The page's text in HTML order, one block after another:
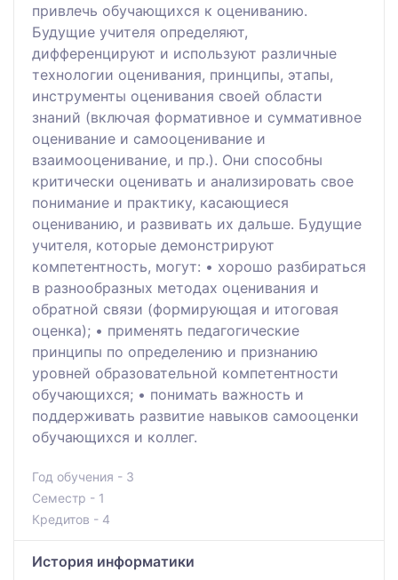
привлечь обучающихся к оцениванию.
Будущие учителя определяют,
дифференцируют и используют различные
технологии оценивания, принципы, этапы,
инструменты оценивания своей области
знаний (включая формативное и суммативное
оценивание и самооценивание и
взаимооценивание, и пр.). Они способны
критически оценивать и анализировать свое
понимание и практику, касающиеся
оцениванию, и развивать их дальше. Будущие
учителя, которые демонстрируют
компетентность, могут: • хорошо разбираться
в разнообразных методах оценивания и
обратной связи (формирующая и итоговая
оценка); • применять педагогические
принципы по определению и признанию
уровней образовательной компетентности
обучающихся; • понимать важность и
поддерживать развитие навыков самооценки
обучающихся и коллег.
Год обучения - 3
Семестр - 1
Кредитов - 4
История информатики